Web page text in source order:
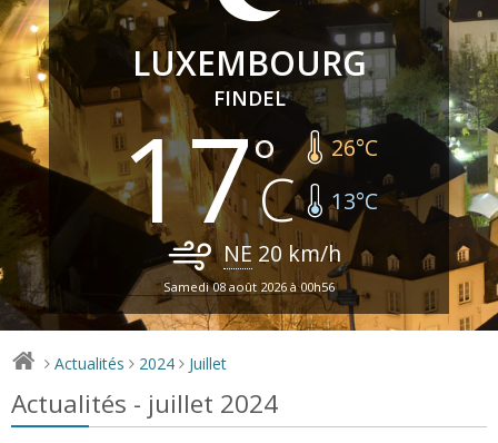
LUXEMBOURG
FINDEL
17 26°C
13°C
NE 20 km/h
Samedi 08 août 2026 à 00h56
> Actualités > 2024 > Juillet
Actualités - juillet 2024